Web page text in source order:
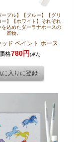
ープル】【ブルー】【グリ
ー】【ホワイト】それぞれ
を込めたダーラナホースの
置物。
ド ペイント ホース
格780円(税込)